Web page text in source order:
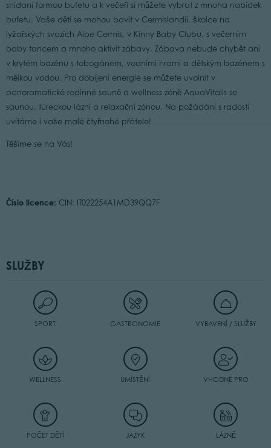
snídani formou bufetu a k večeři si můžete vybrat z mnoha nabídek
bufetu. Vaše děti se mohou bavit v Cermislandii, školce na
lyžařských svazích Alpe Cermis, v Kinny Baby Clubu, s večerním
baby tancem a mnoho aktivit zábavy. Zábava nebude chybět ani
v krytém bazénu s tobogánem, vodními hrami a dětským bazénem s
mělkou vodou. Pro dobíjení energie se můžete uvolnit v
panoramatické rodinné sauně a wellness zóně AquaVitalis se
saunou, tureckou lázní a relaxační zónou. Na požádání s radostí
uvítáme i vaše malé čtyřnohé přátele!
Těšíme se na Vás!
Číslo licence: CIN: IT022254A1MD39QQ7F
SLUŽBY
SPORT GASTRONOMIE VYBAVENÍ / SLUŽBY
WELLNESS UMÍSTĚNÍ VHODNÉ PRO
POČET DĚTÍ JAZYK LÁZNĚ